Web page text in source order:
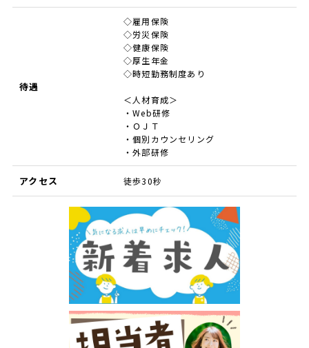
待遇
◇雇用保険
◇労災保険
◇健康保険
◇厚生年金
◇時短勤務制度あり
＜人材育成＞
・Web研修
・ＯＪＴ
・個別カウンセリング
・外部研修
アクセス 徒歩30秒